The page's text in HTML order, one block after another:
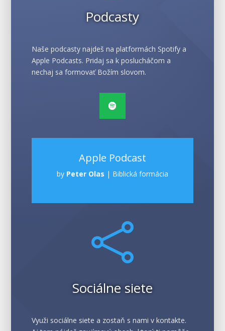
Podcasty
Naše podcasty najdeš na platformách Spotify a
Apple Podcasts. Pridaj sa k poslucháčom a
nechaj sa formovať Božím slovom.
Apple Podcast
by Peter Olas | Biblická formácia

Sociálne siete
Využi sociálne siete a zostaň s nami v kontakte.